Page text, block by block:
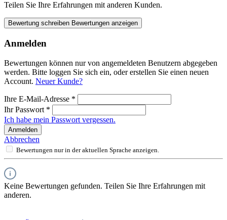
Teilen Sie Ihre Erfahrungen mit anderen Kunden.
Bewertung schreiben Bewertungen anzeigen
Anmelden
Bewertungen können nur von angemeldeten Benutzern abgegeben
werden. Bitte loggen Sie sich ein, oder erstellen Sie einen neuen
Account. Neuer Kunde?
Ihre E-Mail-Adresse *
Ihr Passwort *
Ich habe mein Passwort vergessen.
Anmelden
Abbrechen
Bewertungen nur in der aktuellen Sprache anzeigen.
Keine Bewertungen gefunden. Teilen Sie Ihre Erfahrungen mit
anderen.